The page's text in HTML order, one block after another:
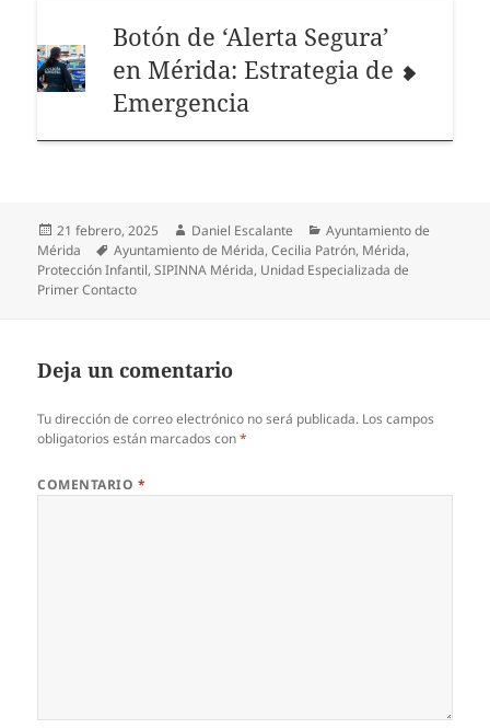
Botón de ‘Alerta Segura’
en Mérida: Estrategia de
Emergencia
Publicado
el
21 febrero, 2025 Autor
Daniel Escalante Categorías
Ayuntamiento de
Mérida
Etiquetas
Ayuntamiento de Mérida,Cecilia Patrón, Mérida,
Protección Infantil,SIPINNA Mérida, Unidad Especializada de
Primer Contacto
Deja un comentario
Tu dirección de correo electrónico no será publicada. Los campos
obligatorios están marcados con*
COMENTARIO *